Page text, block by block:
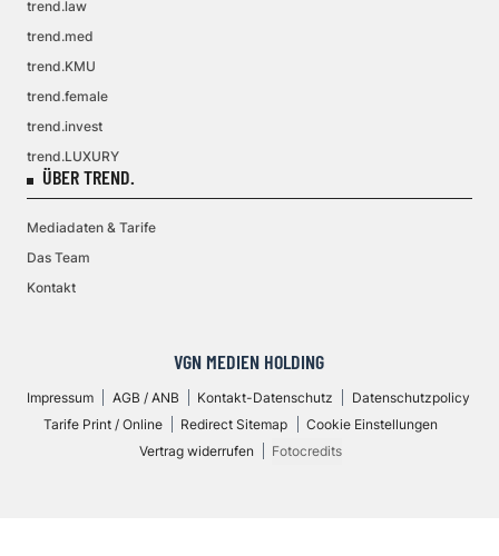
trend.law
trend.med
trend.KMU
trend.female
trend.invest
trend.LUXURY
ÜBER TREND.
Mediadaten & Tarife
Das Team
Kontakt
VGN MEDIEN HOLDING
Impressum AGB / ANB Kontakt-Datenschutz
Datenschutzpolicy
Tarife Print / Online
Redirect Sitemap
Cookie Einstellungen
Vertrag widerrufen
Fotocredits